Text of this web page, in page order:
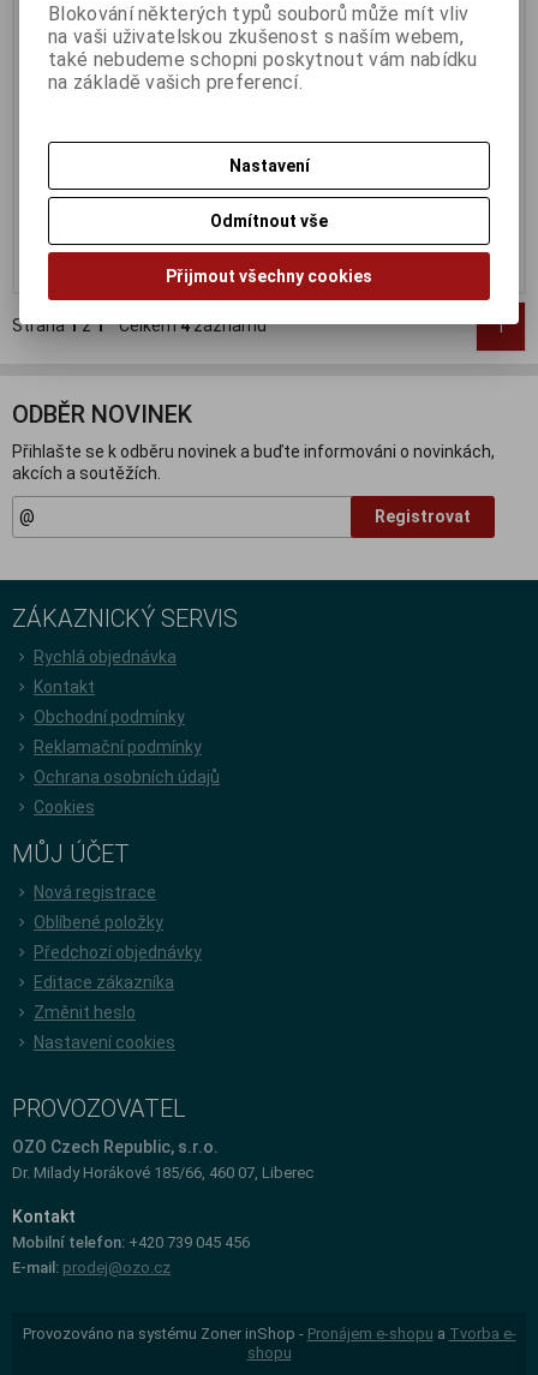
12 890 Kč
Termín dodání (dny):
4 383 Kč
3 622 Kč (bez DPH:)
Strana1z1Celkem4záznamů 1
ODBĚR NOVINEK
Přihlašte se k odběru novinek a buďte informováni o novinkách,
akcích a soutěžích.
Registrovat
ZÁKAZNICKÝ SERVIS
Rychlá objednávka
Kontakt
Obchodní podmínky
Reklamační podmínky
Ochrana osobních údajů
Cookies
MŮJ ÚČET
Nová registrace
Oblíbené položky
Předchozí objednávky
Editace zákazníka
Změnit heslo
Nastavení cookies
PROVOZOVATEL
OZO Czech Republic, s.r.o.
Dr. Milady Horákové 185/66, 460 07, Liberec
Kontakt
Mobilní telefon: +420 739 045 456
E-mail: prodej@ozo.cz
Provozováno na systému Zoner inShop - Pronájem e-shopu a Tvorba e-
shopu
Blokování některých typů souborů může mít vliv
na vaši uživatelskou zkušenost s naším webem,
také nebudeme schopni poskytnout vám nabídku
na základě vašich preferencí.
Nastavení
Odmítnout vše
Přijmout všechny cookies